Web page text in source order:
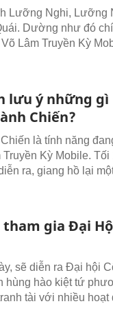
Lưỡng Nghi, Lưỡng
Dường như đó
Lâm Truyền Kỳ
lưu ý những
Chiến?
là tính năng
Kỳ Mobile. Tối
ra, giang hồ lại
gia Đại
sẽ diễn ra Đại hội
hùng hào kiệt tứ
tài với nhiều hoạt